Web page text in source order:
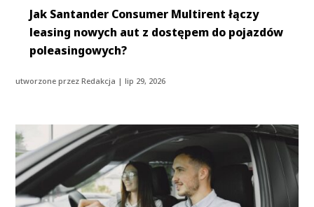
Jak Santander Consumer Multirent łączy
leasing nowych aut z dostępem do pojazdów
poleasingowych?
utworzone przezRedakcja |lip 29, 2026